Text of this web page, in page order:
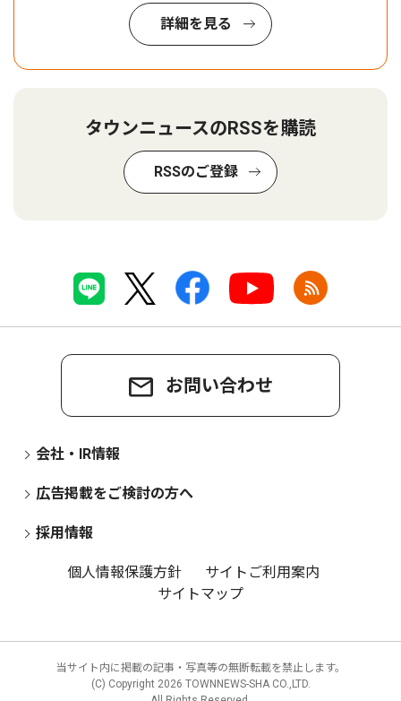
詳細を見る
タウンニュースのRSSを購読
RSSのご登録
お問い合わせ
会社・IR情報
広告掲載をご検討の方へ
採用情報
個人情報保護方針
サイトご利用案内
サイトマップ
当サイト内に掲載の記事・写真等の無断転載を禁止します。
(C) Copyright 2026 TOWNNEWS-SHA CO.,LTD.